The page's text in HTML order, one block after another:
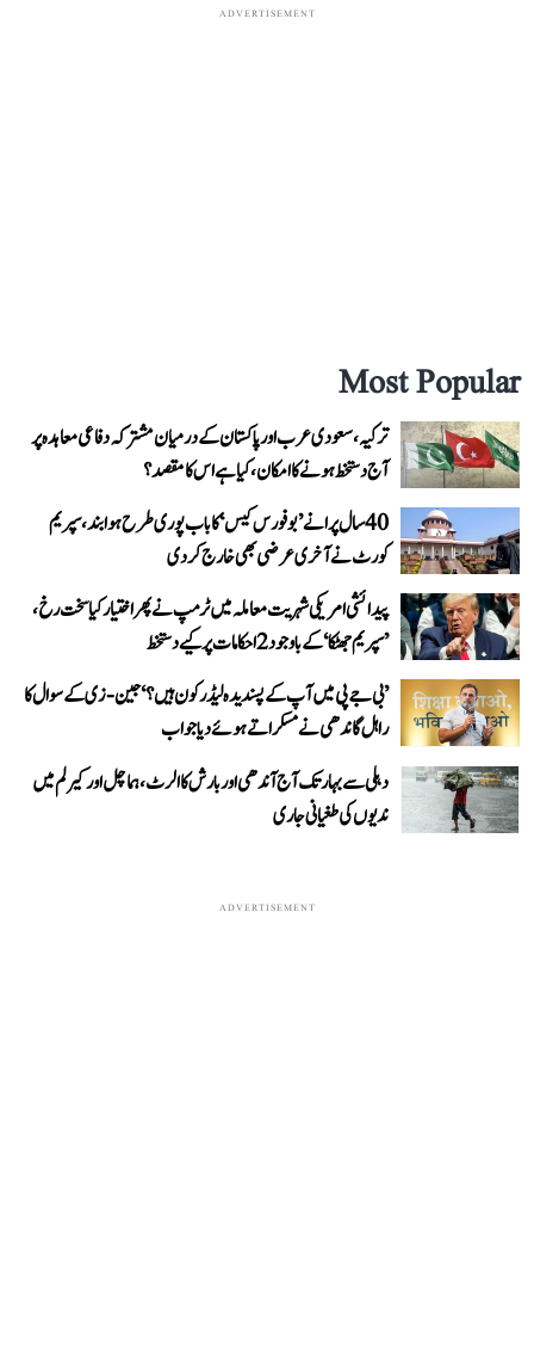
ADVERTISEMENT
Most Popular
ترکیہ، سعودی عرب اور پاکستان کے درمیان مشترکہ دفاعی معاہدہ پر
آج دستخط ہونے کا امکان، کیا ہے اس کا مقصد؟
40 سال پرانے ’بوفورس کیس‘ کا باب پوری طرح ہوا بند، سپریم
کورٹ نے آخری عرضی بھی خارج کر دی
پیدائشی امریکی شہریت معاملہ میں ٹرمپ نے پھر اختیار کیا سخت رخ،
’سپریم جھٹکا‘ کے باوجود 2 احکامات پر کیے دستخط
’بی جے پی میں آپ کے پسندیدہ لیڈر کون ہیں؟‘ جین-زی کے سوال کا
راہل گاندھی نے مسکراتے ہوئے دیا جواب
دہلی سے بہار تک آج آندھی اور بارش کا الرٹ، ہماچل اور کیرلم میں
ندیوں کی طغیانی جاری
ADVERTISEMENT